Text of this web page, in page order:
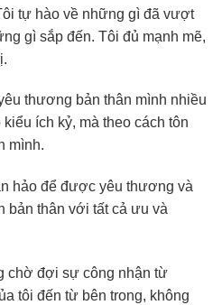
tự hào về những gì đã vượt
gì sắp đến. Tôi đủ mạnh mẽ,
thương bản thân mình nhiều
ích kỷ, mà theo cách tôn
mình.
hảo để được yêu thương và
bản thân với tất cả ưu và
chờ đợi sự công nhận từ
tôi đến từ bên trong, không